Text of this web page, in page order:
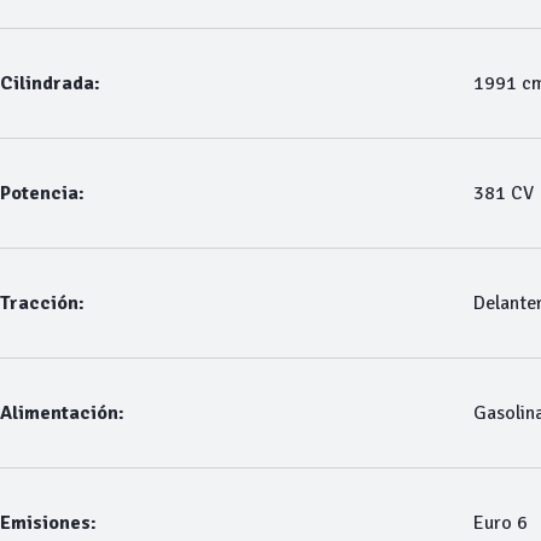
Cilindrada: 1991
Potencia: 381 CV
Tracción:
Alimentación:
Emisiones: Euro 6